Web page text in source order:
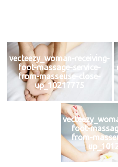
vecteezy_woman-receiving-
foot-massage-service-
from-masseuse-close-
up_10217775
foot-
from-